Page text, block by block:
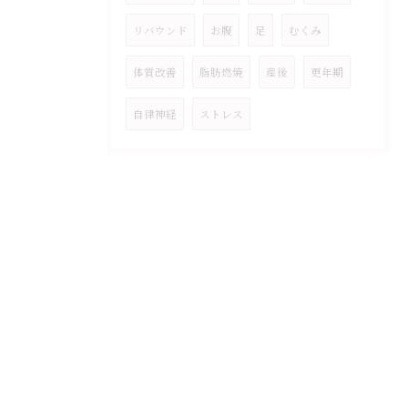
リバウンド お腹 足 むくみ
体質改善 脂肪燃焼 産後 更年期
自律神経 ストレス